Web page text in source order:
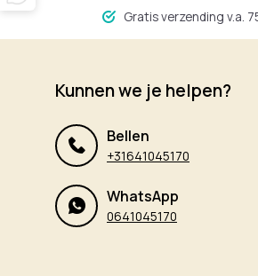
Gratis verzending v.a.
Kunnen we je helpen?
Bellen
+31641045170
WhatsApp
0641045170